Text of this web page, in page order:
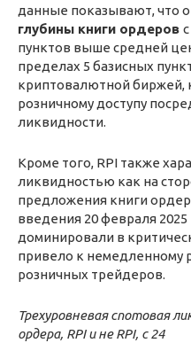
данные показывают, что
глубины книги ордеров
пунктов выше средней
пределах 5 базисных
криптовалютной биржей,
розничному доступу
ликвидности.
Кроме того, RPI также
ликвидностью как на
предложения книги
введения 20 февраля
доминировали в
привело к немедленному
розничных трейдеров.
Трехуровневая спотовая
ордера, RPI и не RPI, с 24